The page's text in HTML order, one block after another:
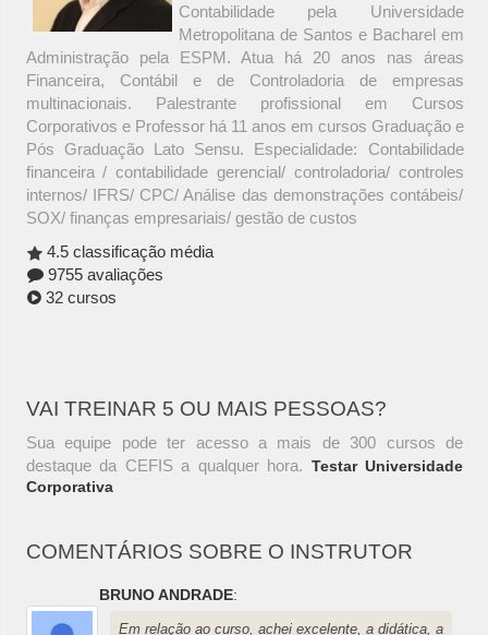
Contabilidade pela Universidade
Metropolitana de Santos e Bacharel em
Administração pela ESPM. Atua há 20 anos nas áreas
Financeira, Contábil e de Controladoria de empresas
multinacionais. Palestrante profissional em Cursos
Corporativos e Professor há 11 anos em cursos Graduação e
Pós Graduação Lato Sensu. Especialidade: Contabilidade
financeira / contabilidade gerencial/ controladoria/ controles
internos/ IFRS/ CPC/ Análise das demonstrações contábeis/
SOX/ finanças empresariais/ gestão de custos
4.5 classificação média
9755 avaliações
32 cursos
VAI TREINAR 5 OU MAIS PESSOAS?
Sua equipe pode ter acesso a mais de 300 cursos de
destaque da CEFIS a qualquer hora. Testar Universidade
Corporativa
COMENTÁRIOS SOBRE O INSTRUTOR
BRUNO ANDRADE:
Em relação ao curso, achei excelente, a didática, a